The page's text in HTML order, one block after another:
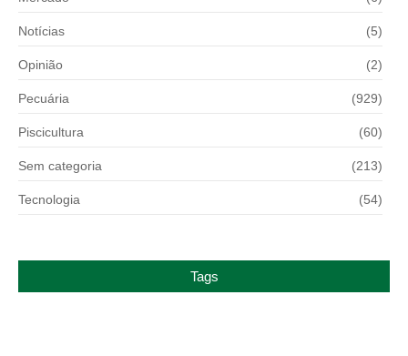
Notícias (5)
Opinião (2)
Pecuária (929)
Piscicultura (60)
Sem categoria (213)
Tecnologia (54)
Tags